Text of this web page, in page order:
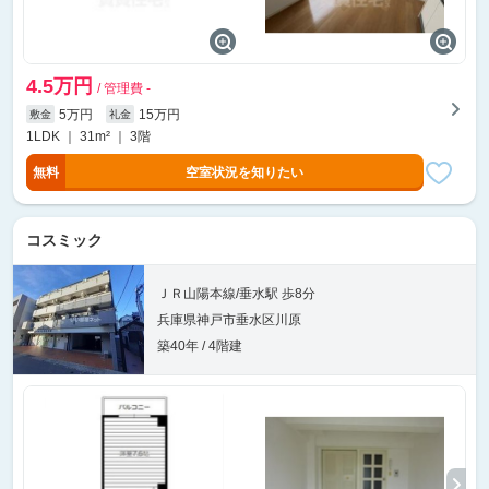
4.5万円 / 管理費 -
敷金 5万円 礼金
15万円
1LDK ｜ 31m² ｜ 3階
無料 空室状況を知りたい
コスミック
ＪＲ山陽本線/垂水駅 歩8分
兵庫県神戸市垂水区川原
築40年 / 4階建